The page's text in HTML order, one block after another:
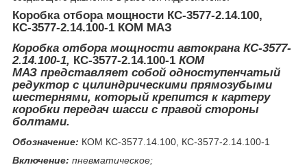
Коробка отбора мощности КС-3577-2.14.100,
КС-3577-2.14.100-1 КОМ МАЗ
Коробка отбора мощности автокрана КС-3577-
2.14.100-1, КС-3577-2.14.100-1 КОМ
МАЗ представляет собой одноступенчатый
редуктор с цилиндрическими прямозубыми
шестернями, который крепится к картеру
коробки передач шасси с правой стороны
болтами.
Обозначение: КОМ КС-3577.14.100, КС-3577-2.14.100-1
Включение: пневматическое;